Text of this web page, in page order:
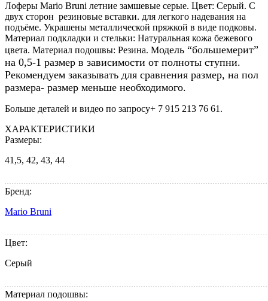
Лоферы Mario Bruni летние замшевые серые. Цвет: Серый. C
двух сторон резиновые вставки. для легкого надевания на
подъёме. Украшены металлической пряжкой в виде подковы.
Материал подкладки и стельки: Натуральная кожа бежевого
цвета. Материал подошвы: Резина. Модель “большемерит”
на 0,5-1 размер в зависимости от полноты ступни.
Рекомендуем заказывать для сравнения размер, на пол
размера- размер меньше необходимого.
Больше деталей и видео по запросу+ 7 915 213 76 61.
ХАРАКТЕРИСТИКИ
Размеры:
41,5, 42, 43, 44
Бренд:
Mario Bruni
Цвет:
Серый
Материал подошвы: